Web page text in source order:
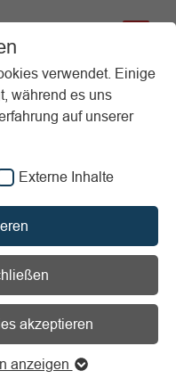
verwendet. Einige
während es uns
auf unserer
Externe Inhalte
akzeptieren
anzeigen
öffnen
und